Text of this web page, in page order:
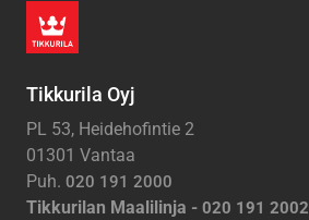
Tikkurila Oyj
PL 53, Heidehofintie 2
01301 Vantaa
Puh. 020 191 2000
Tikkurilan Maalilinja - 020 191 2002